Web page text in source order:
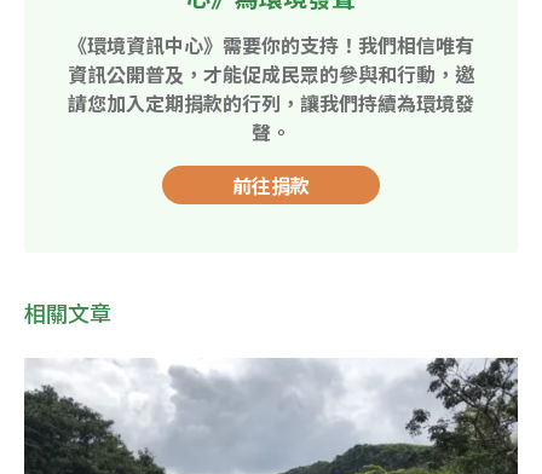
《環境資訊中心》需要你的支持！我們相信唯有
資訊公開普及，才能促成民眾的參與和行動，邀
請您加入定期捐款的行列，讓我們持續為環境發
聲。
前往捐款
相關文章